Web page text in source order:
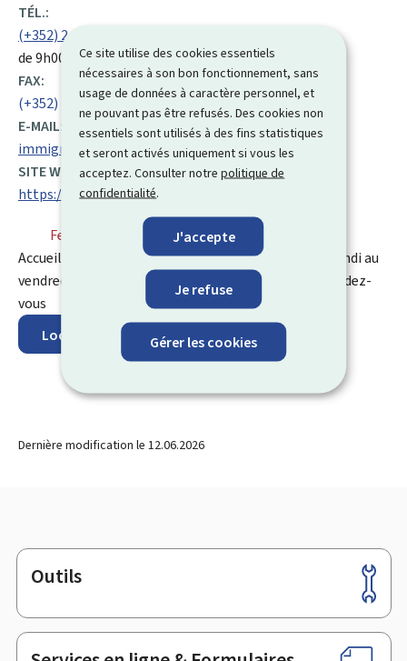
Ce site utilise des cookies essentiels
nécessaires à son bon fonctionnement, sans
usage de données à caractère personnel, et
ne pouvant pas être refusés. Des cookies non
essentiels sont utilisés à des fins statistiques
et seront activés uniquement si vous les
acceptez. Consulter notrepolitique de
confidentialité.
J'accepte
Je refuse
Gérer les cookies
TÉL.:
(+352) 247 84 565
de 9h00 à 12h00 et de 14h00 à 16h00
FAX:
(+352) 247 84 050
E-MAIL:
immigration.asile@mai.etat.lu
SITE WEB :
https://maint.gouvernement.lu/fr.html
Fermé
⋅ Ouvre lundi à 8h30
Accueil des nouveaux arrivants : de 8h30 à 12h00 du lundi au
vendredi ; Guichet prolongation : uniquement sur rendez-
vous
Localisez sur la carte
Dernière modification le 12.06.2026
Pied
de
page
Outils